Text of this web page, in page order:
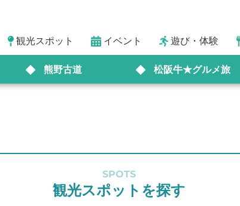
観光スポット イベント 遊び・体験
熊野古道 松阪牛★グルメ旅
SPOTS
観光スポットを探す